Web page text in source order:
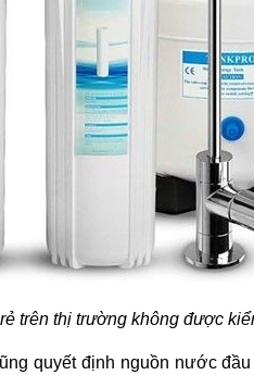
trên thị trường không được
quyết định nguồn nước đầu